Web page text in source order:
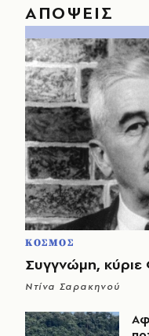
ΑΠΟΨΕΙΣ
ΚΟΣΜΟΣ
Συγγνώμη,
Ντίνα Σαρακηνού